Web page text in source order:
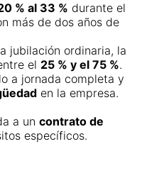
% al 33 % durante el
más de dos años de
jubilación ordinaria, la
el 25 % y el 75 %.
a jornada completa y
en la empresa.
a un contrato de
específicos.